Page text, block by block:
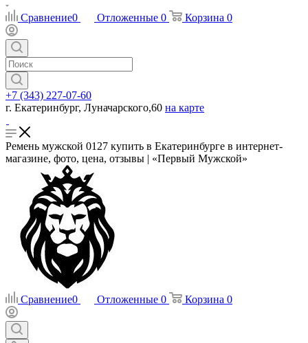
Сравнение0 Отложенные 0 Корзина 0
+7 (343) 227-07-60
г. Екатеринбург, Луначарского,60 на карте
Ремень мужской 0127 купить в Екатеринбурге в интернет-
магазине, фото, цена, отзывы | «Первый Мужской»
Сравнение0 Отложенные 0 Корзина 0